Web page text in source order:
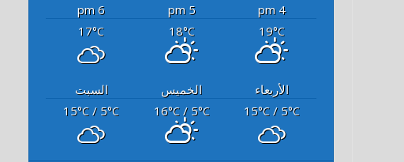
4 pm
5 pm
6 pm
19°C
18°C
17°C
الأربعاء الخميس
السبت
15°C/ 5°C
16°C/ 5°C
15°C / 5°C